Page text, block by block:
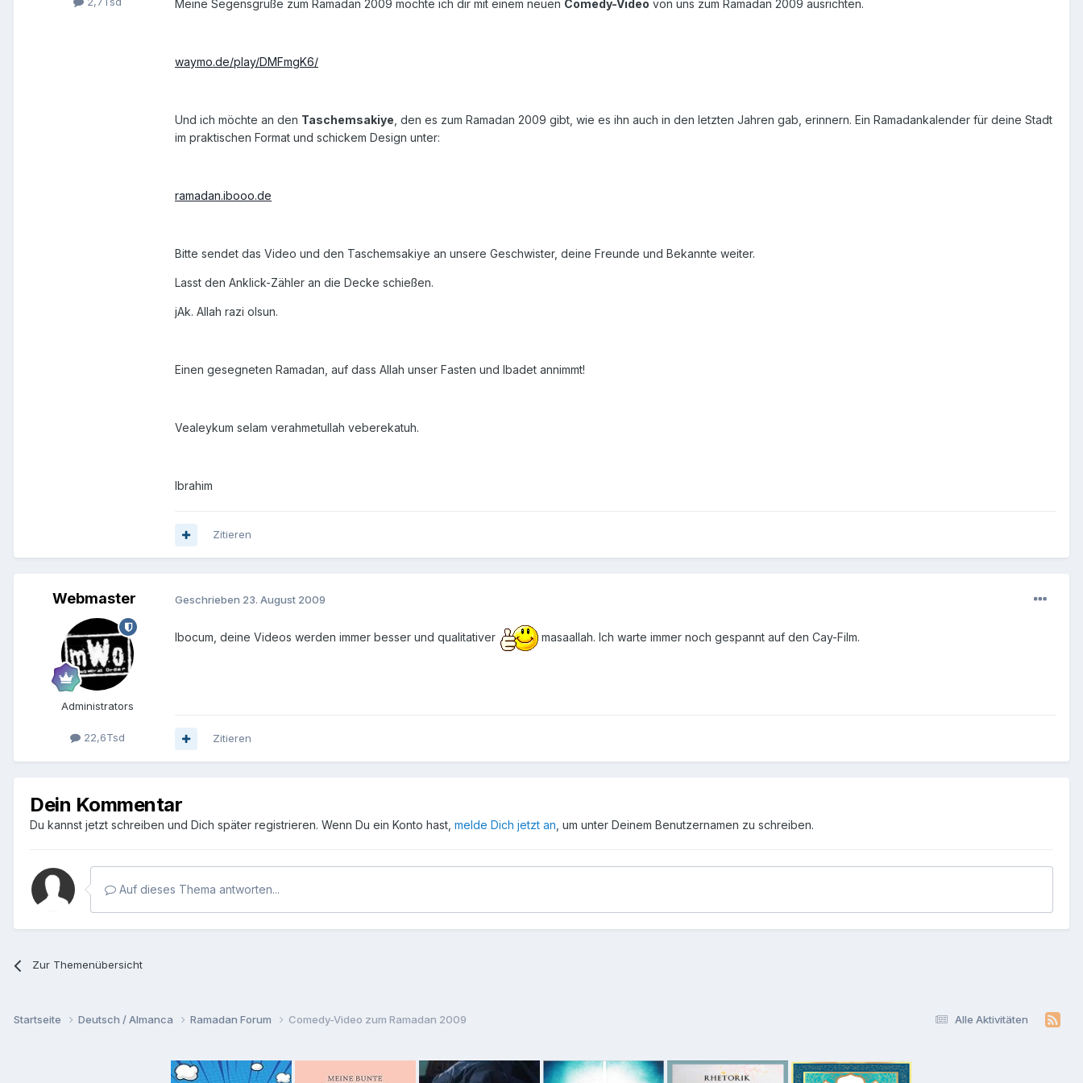
Meine Segensgrüße zum Ramadan 2009 möchte ich dir mit einem neuen Comedy-Video von uns zum Ramadan 2009 ausrichten.
waymo.de/play/DMFmgK6/
Und ich möchte an den Taschemsakiye , den es zum Ramadan 2009 gibt, wie es ihn auch in den letzten Jahren gab, erinnern. Ein Ramadankalender für deine Stadt
im praktischen Format und schickem Design unter:
ramadan.ibooo.de
Bitte sendet das Video und den Taschemsakiye an unsere Geschwister, deine Freunde und Bekannte weiter.
Lasst den Anklick-Zähler an die Decke schießen.
jAk. Allah razi olsun.
Einen gesegneten Ramadan, auf dass Allah unser Fasten und Ibadet annimmt!
Vealeykum selam verahmetullah veberekatuh.
Ibrahim
Zitieren
Webmaster
Administrators
22,6Tsd
Geschrieben 23. August 2009
Ibocum, deine Videos werden immer besser und qualitativer masaallah. Ich warte immer noch gespannt auf den Cay-Film.
Zitieren
Dein Kommentar
Du kannst jetzt schreiben und Dich später registrieren. Wenn Du ein Konto hast, melde Dich jetzt an , um unter Deinem Benutzernamen zu schreiben.
Auf dieses Thema antworten...
Zur Themenübersicht
Alle Aktivitäten
Startseite Deutsch / Almanca Ramadan Forum Comedy-Video zum Ramadan 2009